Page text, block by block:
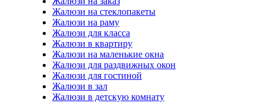
Жалюзи на стеклопакеты
Жалюзи на раму
Жалюзи для класса
Жалюзи в квартиру
Жалюзи на маленькие окна
Жалюзи для раздвижных окон
Жалюзи для гостиной
Жалюзи в зал
Жалюзи в детскую комнату